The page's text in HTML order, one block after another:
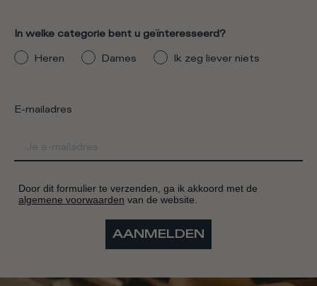
In welke categorie bent u geïnteresseerd?
Heren
Dames Ik zeg liever niets
E-mailadres
Door dit formulier te verzenden, ga ik akkoord met de
algemene voorwaarden van de website.
AANMELDEN